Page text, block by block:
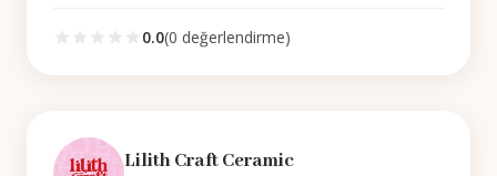
0.0(0 değerlendirme)
Lilith Craft Ceramic